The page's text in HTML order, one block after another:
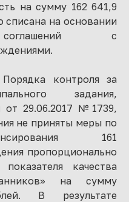
на сумму 162 641,9
списана на основании
соглашений с
контроля за
задания,
от 29.06.2017 №1739,
не приняты меры по
161
пропорционально
качества
на сумму
В результате